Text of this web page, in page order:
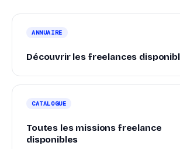
ANNUAIRE
Découvrir les freelances
CATALOGUE
Toutes les missions freelance
disponibles